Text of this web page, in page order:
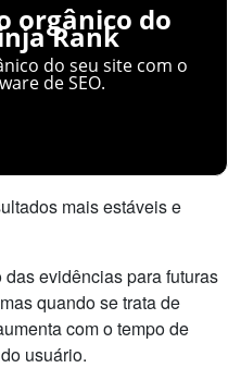
orgânico do
Rank
do seu site com o
de SEO.
mais estáveis e
evidências para futuras
quando se trata de
com o tempo de
usuário.